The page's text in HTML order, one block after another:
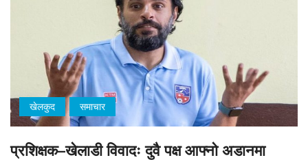
खेलकुद समाचार
प्रशिक्षक–खेलाडी विवादः दुवै पक्ष आफ्नो अडानमा